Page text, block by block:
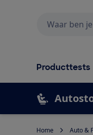
Producttests
Home Auto &